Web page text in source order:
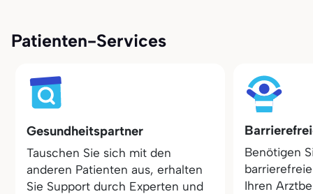
Patienten-Services
Gesundheitspartner
Tauschen Sie sich mit den
anderen Patienten aus, erhalten
Sie Support durch Experten und
Benötigen
Ihren